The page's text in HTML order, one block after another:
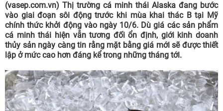
(vasep.com.vn) Thị trường cá minh thái Alaska đang bước
vào giai đoạn sôi động trước khi mùa khai thác B tại Mỹ
chính thức khởi động vào ngày 10/6. Dù giá các sản phẩm
cá minh thái hiện vẫn tương đối ổn định, giới kinh doanh
thủy sản ngày càng tin rằng mặt bằng giá mới sẽ được thiết
lập ở mức cao hơn đáng kể trong những tháng tới.